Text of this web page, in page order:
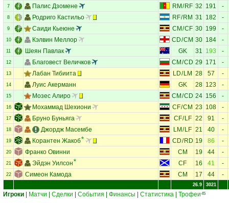
7 Палис Дзомене RM / RF 32 191 -
8 Родриго Кастильо RF/ RM 31 182 -
9 Саиди Кьеюне CM /CF 30 199 -
10 Кэлвин Меллор CD/CM 30 184 -
11 Шеян Павлак GK 31 193 -
12 Благовест Величков CM /CD 29 171 -
13 Лабан Тибиита LD/ LM 28 57 -
14 Луис Акерманн GK 28 123 -
15 Мозес Алиро CM /CD 24 156 -
16 Мохаммад Шехиони CF/CM 23 108 -
17 Бруно Буньяга CF/LF 22 91 -
18 Джордж Масембе LM / LF 21 40 -
19 Корантен Жакоб CD/RD 19 86 -
20 Франко Овинни CM 19 44 -
21 Эйдэн Уилсон CF 16 41 -
22 Симеон Камода CM 17 44 -
26.9 3021
Игроки Матчи Сделки События Финансы Статистика Трофеи 45